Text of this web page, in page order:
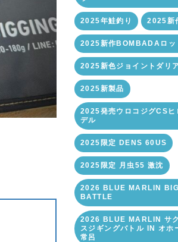
2025年鮭釣り 2025新
2025新作BOMBADAロッ
2025新色ジョイントダリ
2025新製品
2025発売ウロコジグCSヒ
デル
2025限定 DENS 60US
2025限定 月虫55 激沈
2026 BLUE MARLIN
BATTLE
2026 BLUE MARLIN サ
スジギングバトル IN オホ
常呂